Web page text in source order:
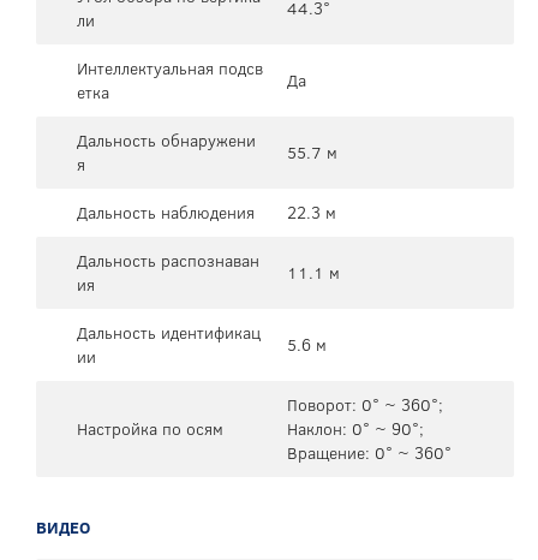
ли
44.3°
Интеллектуальная подсв
етка
Да
Дальность обнаружени
я
55.7 м
Дальность наблюдения
22.3 м
Дальность распознаван
ия
11.1 м
Дальность идентификац
ии
5.6 м
Настройка по осям
Поворот: 0° ~ 360°;
Наклон: 0° ~ 90°;
Вращение: 0° ~ 360°
ВИДЕО